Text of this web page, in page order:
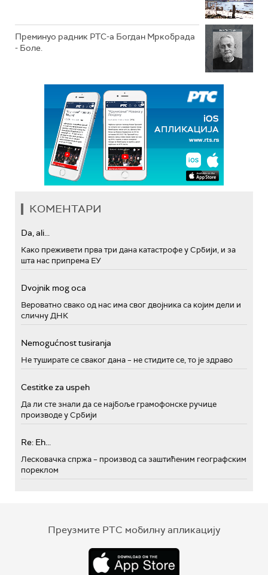
Преминуо радник РТС-а Богдан Мркобрада
- Боле.
КОМЕНТАРИ
Da, ali...
Како преживети прва три дана катастрофе у Србији, и за
шта нас припрема ЕУ
Dvojnik mog oca
Вероватно свако од нас има свог двојника са којим дели и
сличну ДНК
Nemogućnost tusiranja
Не туширате се сваког дана – не стидите се, то је здраво
Cestitke za uspeh
Да ли сте знали да се најбоље грамофонске ручице
производе у Србији
Re: Eh...
Лесковачка спржа – производ са заштићеним географским
пореклом
Преузмите РТС мобилну апликацију